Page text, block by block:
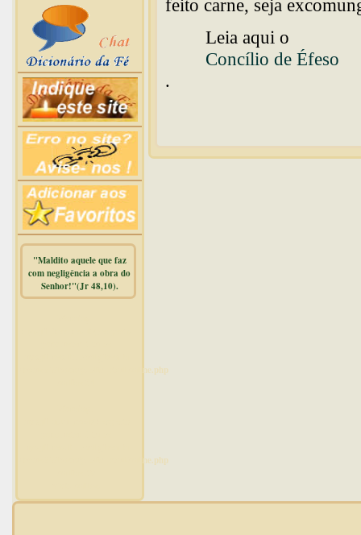
"Maldito aquele que faz
com negligência a obra do
Senhor!"(Jr 48,10).
/home/dicionar/public_html/online.php
/home/dicionar/public_html/online.php
feito carne, seja
Leia aqui o
Concílio de Éfeso
.